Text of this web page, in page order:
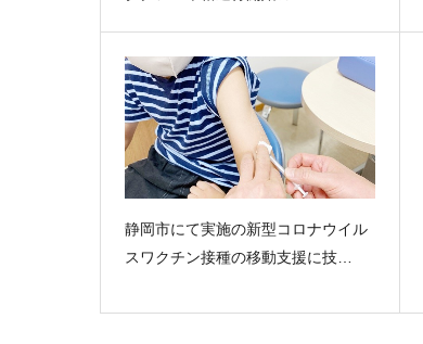
静岡市にて実施の新型コロナウイル
スワクチン接種の移動支援に技…